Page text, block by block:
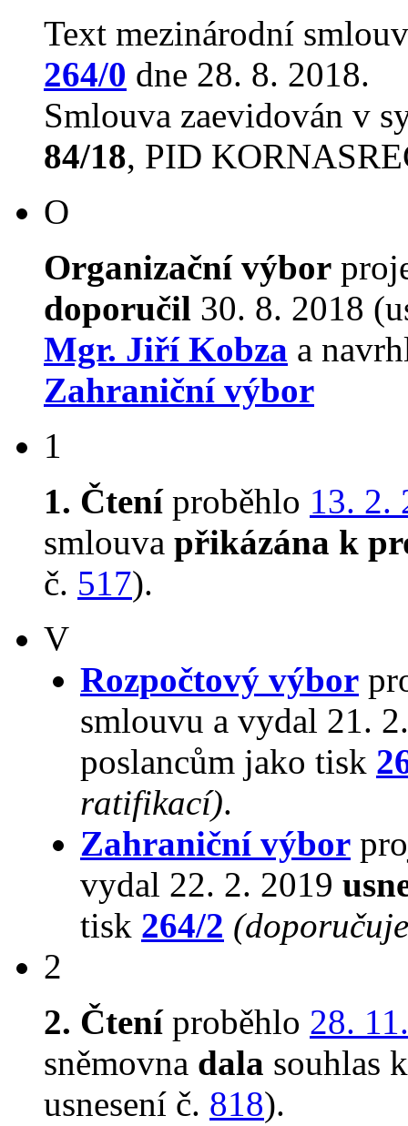
Text mezinárodní
264/0 dne 28. 8. 2018.
Smlouva zaevidován v
84/18, PID
O
Organizační výbor
doporučil 30. 8. 2018
Mgr. Jiří Kobza a
Zahraniční výbor
1
1. Čteníproběhlo 13. 2.
smlouva přikázána k
č. 517).
V
Rozpočtový výbor
smlouvu a vydal 21.
poslancům jako tisk
ratifikací).
Zahraniční výbor
vydal 22. 2. 2019
tisk 264/2
2
2. Čteníproběhlo 28.
sněmovna dala souhlas
usnesení č. 818).